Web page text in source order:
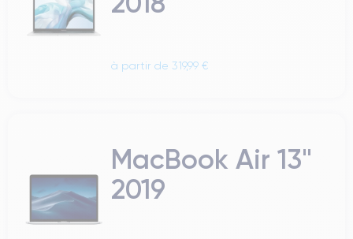
à partir de 319,99 €
MacBook Air 13"
2019